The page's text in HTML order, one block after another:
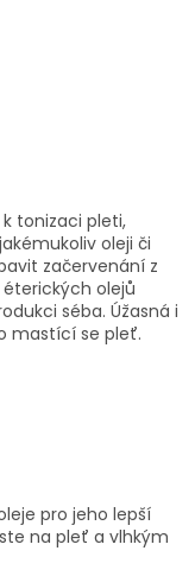
tonizaci pleti,
oleji či
začervenání z
olejů
séba. Úžasná i
mastící se pleť.
pro jeho lepší
na pleť a vlhkým